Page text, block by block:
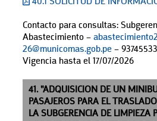
Contacto para consultas:
Abastecimiento –
26@municomas.gob.pe –
Vigencia hasta el 17/07/2026
41. "ADQUISICION DE UN
PASAJEROS PARA EL
LA SUBGERENCIA DE LIMPIEZA